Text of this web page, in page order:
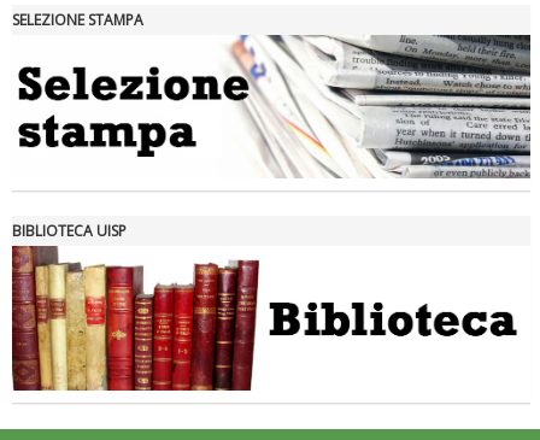
Tiziano Pesce nel Cda di Fondazione Terzjus: prima riunione a
SELEZIONE STAMPA
BIBLIOTECA UISP